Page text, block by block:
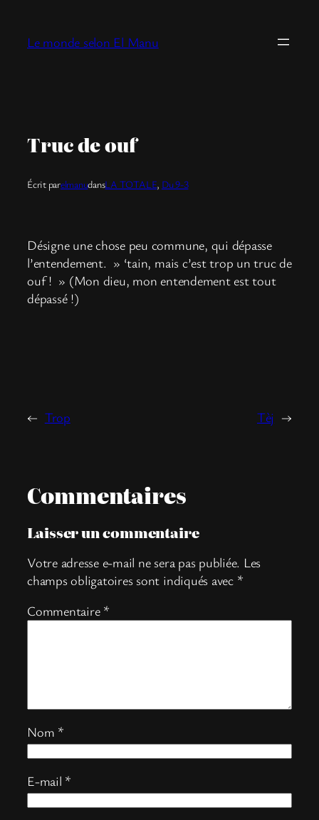
contenu
Le monde selon El Manu
Truc de ouf
Écrit parelmanudansLA TOTALE, Du 9-3
Désigne une chose peu commune, qui dépasse
l’entendement. » ‘tain, mais c’est trop un truc de
ouf ! » (Mon dieu, mon entendement est tout
dépassé !)
← Trop Tèj →
Commentaires
Laisser un commentaire
Votre adresse e-mail ne sera pas publiée. Les
champs obligatoires sont indiqués avec *
Commentaire *
Nom *
E-mail *